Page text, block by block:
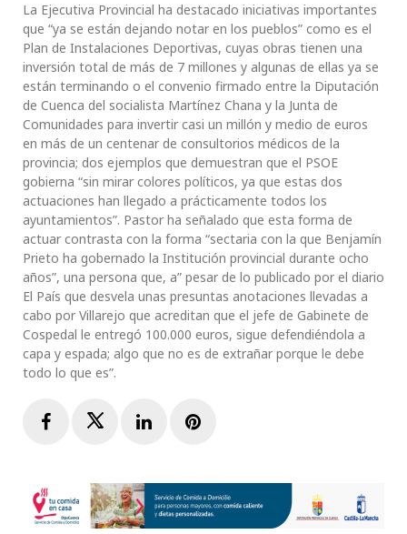
La Ejecutiva Provincial ha destacado iniciativas importantes
que “ya se están dejando notar en los pueblos” como es el
Plan de Instalaciones Deportivas, cuyas obras tienen una
inversión total de más de 7 millones y algunas de ellas ya se
están terminando o el convenio firmado entre la Diputación
de Cuenca del socialista Martínez Chana y la Junta de
Comunidades para invertir casi un millón y medio de euros
en más de un centenar de consultorios médicos de la
provincia; dos ejemplos que demuestran que el PSOE
gobierna “sin mirar colores políticos, ya que estas dos
actuaciones han llegado a prácticamente todos los
ayuntamientos”. Pastor ha señalado que esta forma de
actuar contrasta con la forma “sectaria con la que Benjamín
Prieto ha gobernado la Institución provincial durante ocho
años”, una persona que, a” pesar de lo publicado por el diario
El País que desvela unas presuntas anotaciones llevadas a
cabo por Villarejo que acreditan que el jefe de Gabinete de
Cospedal le entregó 100.000 euros, sigue defendiéndola a
capa y espada; algo que no es de extrañar porque le debe
todo lo que es”.
FacebookTwitterLinkedInPinterest